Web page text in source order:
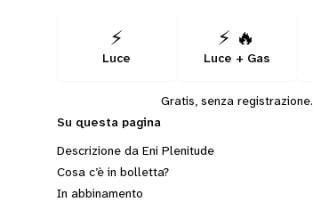
⚡
Luce
⚡ 🔥
Luce + Gas
Gratis, senza registrazione.
Su questa pagina
Descrizione da Eni Plenitude
Cosa c’è in bolletta?
In abbinamento